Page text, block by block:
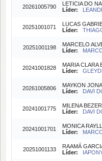
20261005790
LETICIA DO
Líder:
20251001071
LUCAS
Líder:
20251001198
MARCELO
Líder:
20241001828
MARIA CLARA
Líder:
20261005806
MAYKON
Líder:
DAVI
20241001775
MILENA
Líder:
DAVI
20241001701
MONICA
Líder:
20251001133
RAAMÁ
Líder: